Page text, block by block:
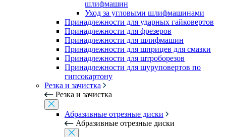
шлифмашин
Уход за угловыми шлифмашинами
Принадлежности для ударных гайковертов
Принадлежности для фрезеров
Принадлежности для шлифмашин
Принадлежности для шприцев для смазки
Принадлежности для штроборезов
Принадлежности для шуруповертов по
гипсокартону
Резка и зачистка
Резка и зачистка
Абразивные отрезные диски
Абразивные отрезные диски